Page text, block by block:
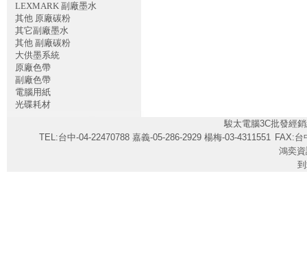
LEXMARK 副廠墨水
其他 原廠碳粉
其它副廠墨水
其他 副廠碳粉
大供墨系統
原廠色帶
副廠色帶
電腦用紙
光碟耗材
駿太電腦3C批發經
TEL:台中-04-22470788 嘉義-05-286-2929 楊梅-03-4311551 FAX:台
鴻奕